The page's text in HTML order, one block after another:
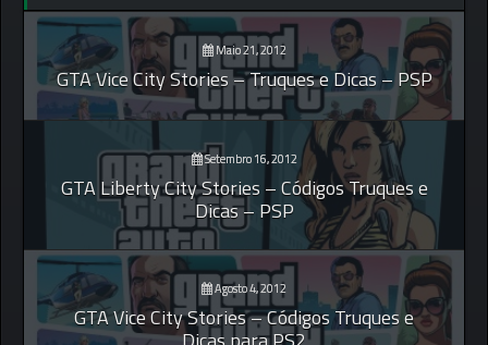
Maio 21, 2012
GTA Vice City Stories – Truques e Dicas – PSP
Setembro 16, 2012
GTA Liberty City Stories – Códigos Truques e
Dicas – PSP
Agosto 4, 2012
GTA Vice City Stories – Códigos Truques e